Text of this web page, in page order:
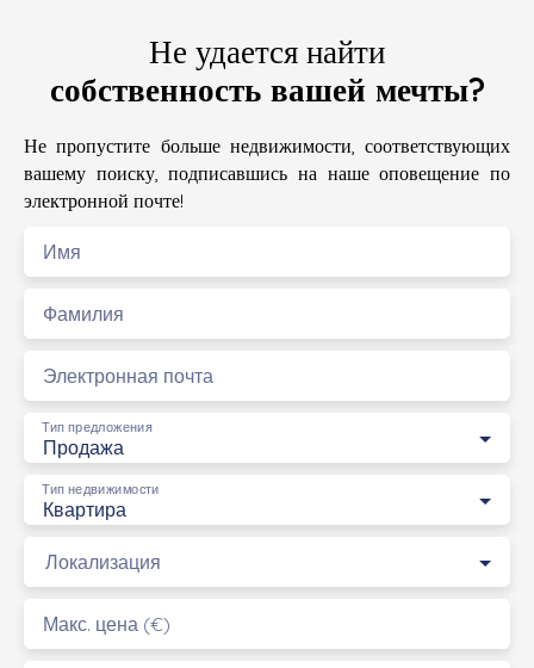
Не удается найти
собственность вашей мечты?
Не пропустите больше недвижимости, соответствующих
вашему поиску, подписавшись на наше оповещение по
электронной почте!
Имя
Фамилия
Электронная почта
Продажа
Тип предложения
Квартира
Тип недвижимости
Локализация
Макс. цена (€)